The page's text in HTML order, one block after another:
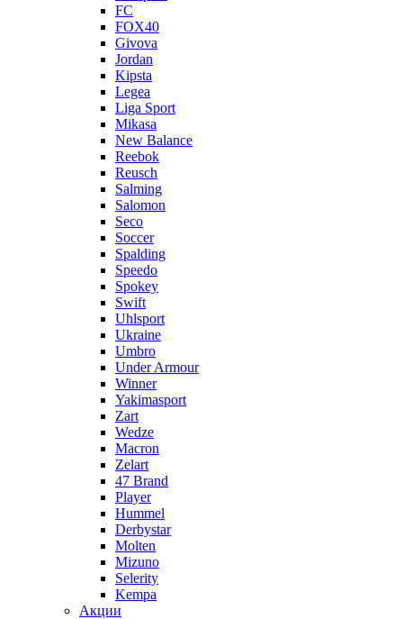
FC
FOX40
Givova
Jordan
Kipsta
Legea
Liga Sport
Mikasa
New Balance
Reebok
Reusch
Salming
Salomon
Seco
Soccer
Spalding
Speedo
Spokey
Swift
Uhlsport
Ukraine
Umbro
Under Armour
Winner
Yakimasport
Zart
Wedze
Macron
Zelart
47 Brand
Player
Hummel
Derbystar
Molten
Mizuno
Selerity
Kempa
Акции